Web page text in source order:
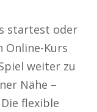
startest oder
Online-Kurs
weiter zu
Nähe –
Die flexible